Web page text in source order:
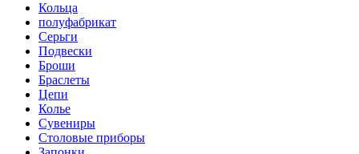
Кольца
полуфабрикат
Серьги
Подвески
Броши
Браслеты
Цепи
Колье
Сувениры
Столовые приборы